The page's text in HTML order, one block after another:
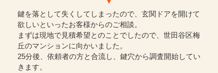
鍵を落として失くしてしまったので、玄関ドアを開けて
欲しいといったお客様からのご相談。
まずは現地で見積希望とのことでしたので、世田谷区梅
丘のマンションに向かいました。
25分後、依頼者の方と合流し、鍵穴から調査開始してい
きます。